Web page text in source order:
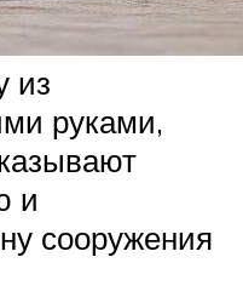
из
руками,
и
сооружения